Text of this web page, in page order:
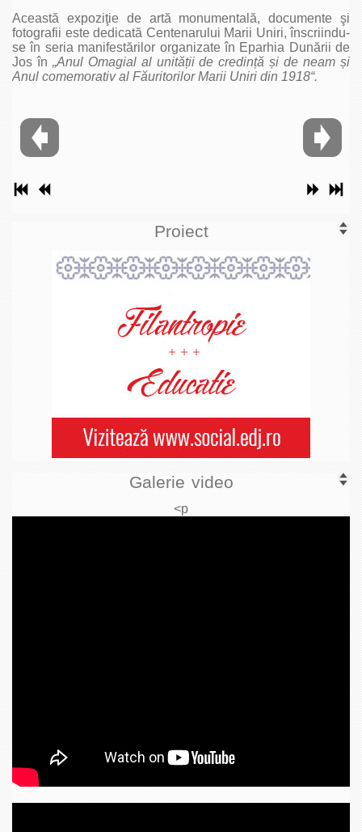
Această expoziţie de artă monumentală, documente şi
fotografii este dedicată Centenarului Marii Uniri, înscriindu-
se în seria manifestărilor organizate în Eparhia Dunării de
Jos în „Anul Omagial al unității de credințăși de neamși
Anul comemorativ al Făuritorilor Marii Uniri din 1918“.
Proiect
Galerie video
<p